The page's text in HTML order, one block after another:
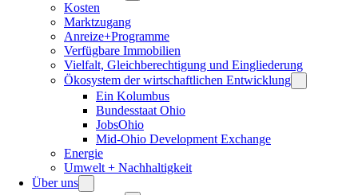
Kosten
Marktzugang
Anreize+Programme
Verfügbare Immobilien
Vielfalt, Gleichberechtigung und Eingliederung
Ökosystem der wirtschaftlichen Entwicklung
Ein Kolumbus
Bundesstaat Ohio
JobsOhio
Mid-Ohio Development Exchange
Energie
Umwelt + Nachhaltigkeit
Über uns